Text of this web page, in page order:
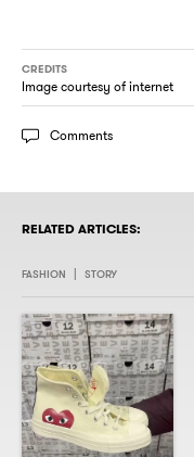
CREDITS
Image courtesy of internet
Comments
RELATED ARTICLES:
FASHION STORY